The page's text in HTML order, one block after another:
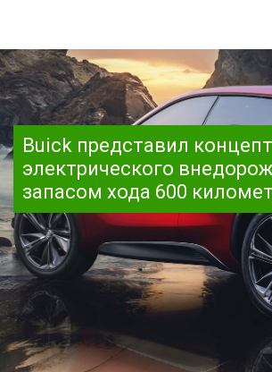
Buick представил концепт
электрического
запасом хода 600